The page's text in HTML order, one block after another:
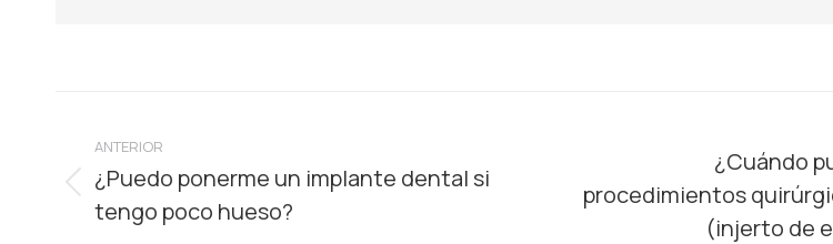
entre
publicaciones
ANTERIOR
Publicación
anterior:
¿Puedo ponerme un implante dental si
tengo poco hueso?
Publicación
¿Cuándo
procedimientos
(injerto de